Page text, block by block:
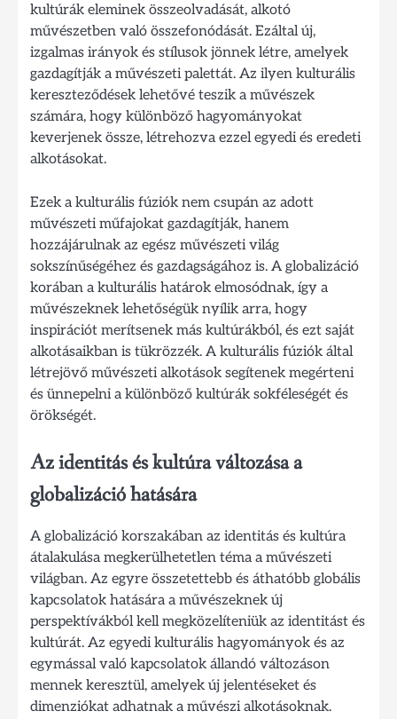
kultúrák eleminek összeolvadását, alkotó
művészetben való összefonódását. Ezáltal új,
izgalmas irányok és stílusok jönnek létre, amelyek
gazdagítják a művészeti palettát. Az ilyen kulturális
kereszteződések lehetővé teszik a művészek
számára, hogy különböző hagyományokat
keverjenek össze, létrehozva ezzel egyedi és eredeti
alkotásokat.
Ezek a kulturális fúziók nem csupán az adott
művészeti műfajokat gazdagítják, hanem
hozzájárulnak az egész művészeti világ
sokszínűségéhez és gazdagságához is. A globalizáció
korában a kulturális határok elmosódnak, így a
művészeknek lehetőségük nyílik arra, hogy
inspirációt merítsenek más kultúrákból, és ezt saját
alkotásaikban is tükrözzék. A kulturális fúziók által
létrejövő művészeti alkotások segítenek megérteni
és ünnepelni a különböző kultúrák sokféleségét és
örökségét.
Az identitás és kultúra változása a
globalizáció hatására
A globalizáció korszakában az identitás és kultúra
átalakulása megkerülhetetlen téma a művészeti
világban. Az egyre összetettebb és áthatóbb globális
kapcsolatok hatására a művészeknek új
perspektívákból kell megközelíteniük az identitást és
kultúrát. Az egyedi kulturális hagyományok és az
egymással való kapcsolatok állandó változáson
mennek keresztül, amelyek új jelentéseket és
dimenziókat adhatnak a művészi alkotásoknak.